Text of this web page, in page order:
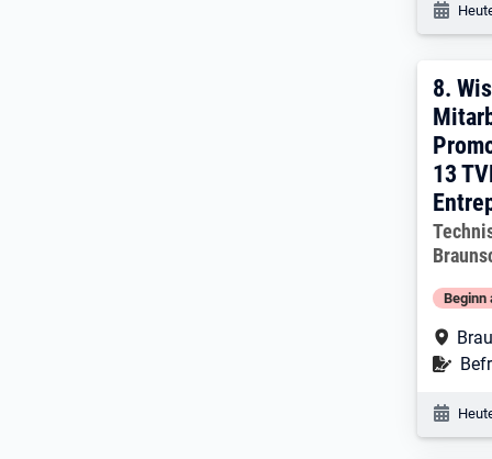
8.
8.
13
Beginn